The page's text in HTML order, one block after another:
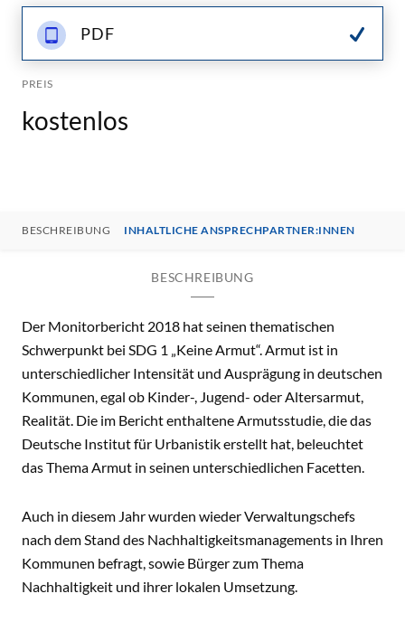
PDF
PREIS
kostenlos
BESCHREIBUNG INHALTLICHE ANSPRECHPARTNER:INNEN
BESCHREIBUNG
Der Monitorbericht 2018 hat seinen thematischen
Schwerpunkt bei SDG 1 „Keine Armut“. Armut ist in
unterschiedlicher Intensität und Ausprägung in deutschen
Kommunen, egal ob Kinder-, Jugend- oder Altersarmut,
Realität. Die im Bericht enthaltene Armutsstudie, die das
Deutsche Institut für Urbanistik erstellt hat, beleuchtet
das Thema Armut in seinen unterschiedlichen Facetten.
Auch in diesem Jahr wurden wieder Verwaltungschefs
nach dem Stand des Nachhaltigkeitsmanagements in Ihren
Kommunen befragt, sowie Bürger zum Thema
Nachhaltigkeit und ihrer lokalen Umsetzung.